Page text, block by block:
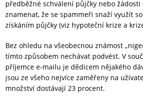
předběžné schválení půjčky nebo
znamenat, že se spammeři snaží využít
získáním půjčky (viz hypoteční krize a
Bez ohledu na všeobecnou známost
tímto způsobem nechávat podvést. V
příjemce e-mailu je dědicem nějakého
jsou ze všeho nejvíce zaměřeny na
množství dostávají 23 procent.